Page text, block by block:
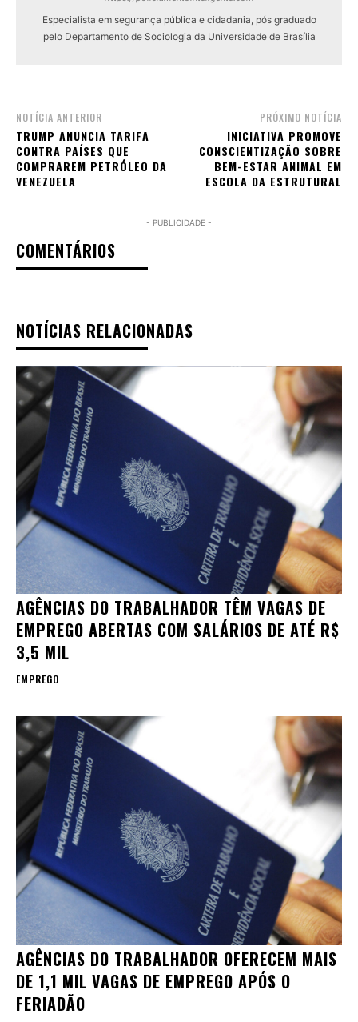
Especialista em segurança pública e cidadania, pós graduado
pelo Departamento de Sociologia da Universidade de Brasília
NOTÍCIA ANTERIOR
TRUMP ANUNCIA TARIFA
CONTRA PAÍSES QUE
COMPRAREM PETRÓLEO DA
VENEZUELA
PRÓXIMO NOTÍCIA
INICIATIVA PROMOVE
CONSCIENTIZAÇÃO SOBRE
BEM-ESTAR ANIMAL EM
ESCOLA DA ESTRUTURAL
- PUBLICIDADE -
COMENTÁRIOS
NOTÍCIAS RELACIONADAS
AGÊNCIAS DO TRABALHADOR TÊM VAGAS DE
EMPREGO ABERTAS COM SALÁRIOS DE ATÉ R$
3,5 MIL
EMPREGO
AGÊNCIAS DO TRABALHADOR OFERECEM MAIS
DE 1,1 MIL VAGAS DE EMPREGO APÓS O
FERIADÃO